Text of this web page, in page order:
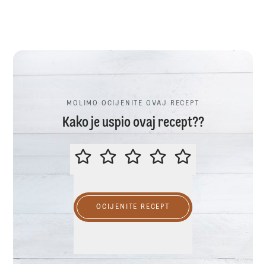
MOLIMO OCIJENITE OVAJ RECEPT
Kako je uspio ovaj recept??
MOLIMO OCIJENITE OVAJ
OCIJENITE RECEPT